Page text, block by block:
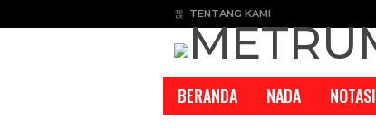
TENTANG KAMI
BERANDA NADA NOTASI